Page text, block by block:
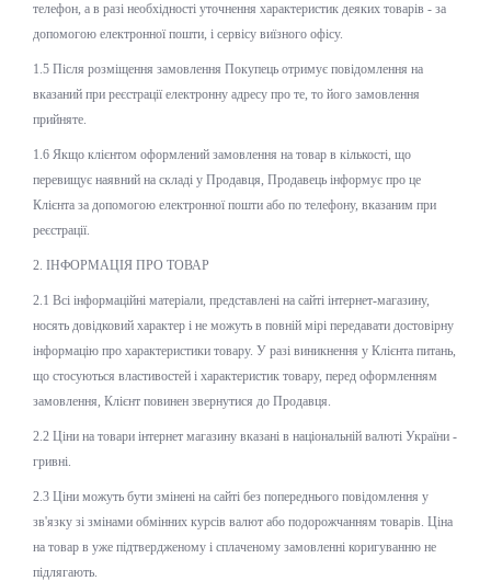
телефон, а в разі необхідності уточнення характеристик деяких товарів - за
допомогою електронної пошти, і сервісу виїзного офісу.
1.5 Після розміщення замовлення Покупець отримує повідомлення на
вказаний при реєстрації електронну адресу про те, то його замовлення
прийняте.
1.6 Якщо клієнтом оформлений замовлення на товар в кількості, що
перевищує наявний на складі у Продавця, Продавець інформує про це
Клієнта за допомогою електронної пошти або по телефону, вказаним при
реєстрації.
2. ІНФОРМАЦІЯ ПРО ТОВАР
2.1 Всі інформаційні матеріали, представлені на сайті інтернет-магазину,
носять довідковий характер і не можуть в повній мірі передавати достовірну
інформацію про характеристики товару. У разі виникнення у Клієнта питань,
що стосуються властивостей і характеристик товару, перед оформленням
замовлення, Клієнт повинен звернутися до Продавця.
2.2 Ціни на товари інтернет магазину вказані в національній валюті України -
гривні.
2.3 Ціни можуть бути змінені на сайті без попереднього повідомлення у
зв'язку зі змінами обмінних курсів валют або подорожчанням товарів. Ціна
на товар в уже підтвердженому і сплаченому замовленні коригуванню не
підлягають.